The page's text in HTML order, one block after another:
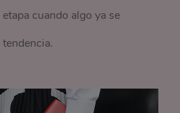
etapa cuando algo ya se